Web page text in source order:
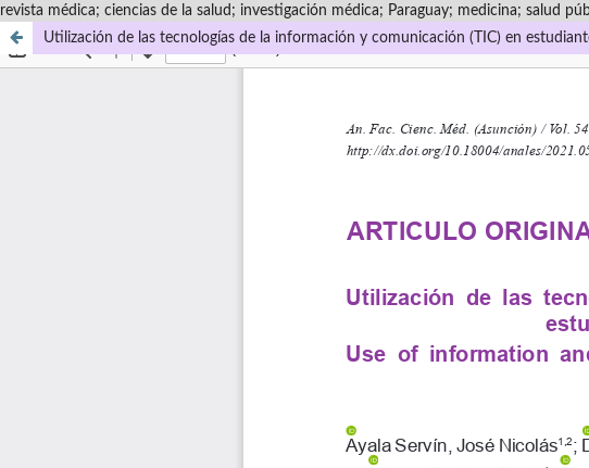
revista médica; ciencias de la salud; investigación médica; Paraguay; medicina; salud
Utilización de las tecnologías de la información y comunicación (TIC) en